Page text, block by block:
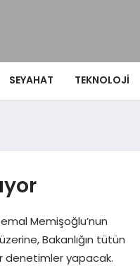
SEYAHAT TEKNOLOJI
Memişoğlu’nun
Bakanlığın tütün
denetimler yapacak.